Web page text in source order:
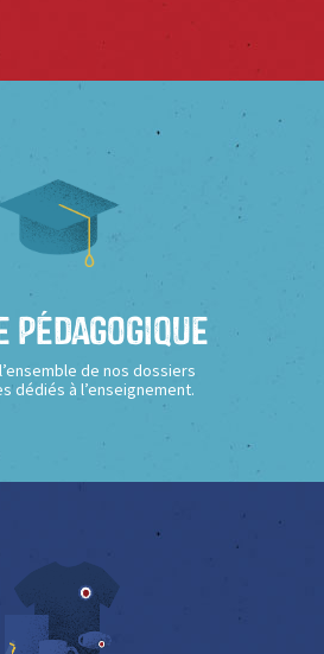
Pédagogique
de nos dossiers
dédiés à l’enseignement.